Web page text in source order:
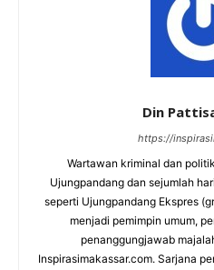
Din
https://
Wartawan kriminal dan
Ujungpandang dan sejumlah
seperti Ujungpandang Ekspres
menjadi pemimpin umum,
penanggungjawab
Inspirasimakassar.com. Sarjana